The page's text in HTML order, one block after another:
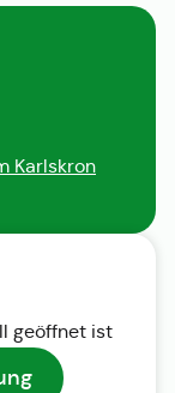
Karlskron
geöffnet ist